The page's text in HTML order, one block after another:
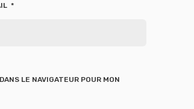
*
LE NAVIGATEUR POUR MON